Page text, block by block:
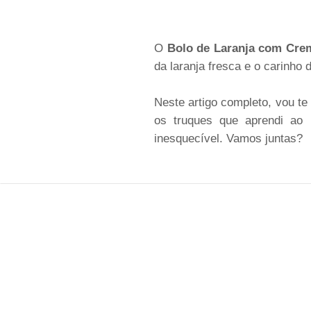
O Bolo de Laranja com
da laranja fresca e o carinho
Neste artigo completo, vou
os truques que aprendi ao
inesquecível. Vamos juntas?